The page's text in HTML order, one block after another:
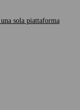
sola piattaforma